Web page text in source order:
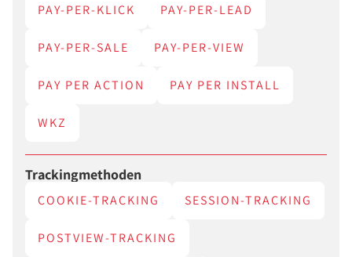
PAY-PER-KLICK PAY-PER-LEAD
PAY-PER-SALE PAY-PER-VIEW
PAY PER ACTION PAY PER INSTALL
WKZ
Trackingmethoden
COOKIE-TRACKING SESSION-TRACKING
POSTVIEW-TRACKING